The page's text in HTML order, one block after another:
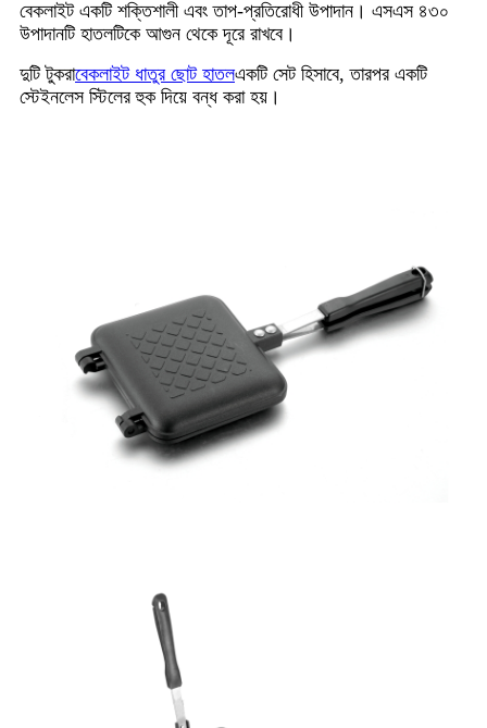
বেকলাইট একটি শক্তিশালী এবং তাপ-প্রতিরোধী উপাদান। এসএস ৪৩০
উপাদানটি হাতলটিকে আগুন থেকে দূরে রাখবে।
দুটি টুকরাবেকলাইট ধাতুর ছোট হাতলএকটি সেট হিসাবে, তারপর একটি
স্টেইনলেস স্টিলের হুক দিয়ে বন্ধ করা হয়।